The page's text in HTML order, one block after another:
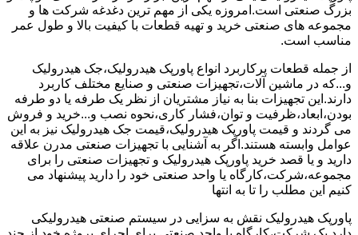
بزرگ صنعتی است.امروزه یکی از مهم ترین دغدغه شرکت ها و
مجموعه های صنعتی خرید و تهیه قطعات با کیفیت بالا و طول عمر
مناسب است.
از جمله قطعات پرکاربرد انواع پاورپک هیدرولیک،جک هیدرولیک
و...که در ماشین آلات،تجهیزات صنعتی و صنایع مختلف کاربرد
دارند.این تجهیزات بنا به نیاز مشتریان از نظر یک طرفه یا دو طرفه
بودن،ابعاد،ظرفیت و توان،فشار کاری،نحوه نصب و...خرید و فروش
می گردند و قیمت پاورپک هیدرولیک،قیمت جک هیدرولیک نیز به این
عوامل وابسته هستند.اگر به آشنایی با تجهیزات صنعتی مدرن علاقه
دارید و یا قصد خرید پاورپک هیدرولیک و تجهیزات صنعتی را برای
مجموعه،شرکت،کارگاه یا واحد صنعتی خود را دارید پیشنهاد می
کنیم این مطلب را تا به انتها
پاورپک هیدرولیک نقش به سزایی در سیستم صنعتی هیدرولیکی